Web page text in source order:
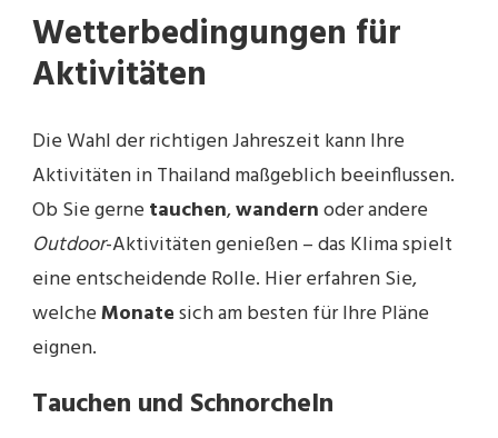
Wetterbedingungen für
Aktivitäten
Die Wahl der richtigen Jahreszeit kann Ihre
Aktivitäten in Thailand maßgeblich beeinflussen.
Ob Sie gerne tauchen,wandernoder andere
Outdoor-Aktivitäten genießen – das Klima spielt
eine entscheidende Rolle. Hier erfahren Sie,
welcheMonatesich am besten für Ihre Pläne
eignen.
Tauchen und Schnorcheln